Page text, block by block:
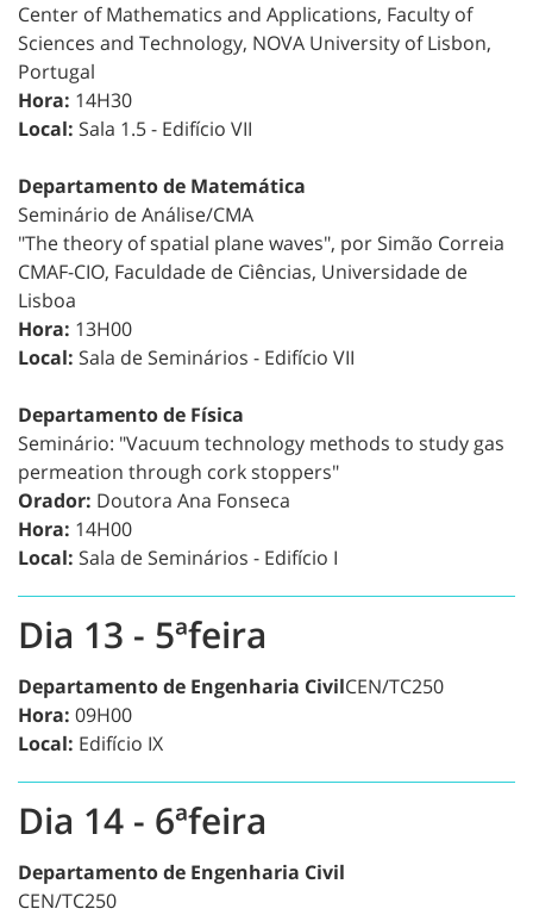
Center of Mathematics and Applications, Faculty of
Sciences and Technology, NOVA University of Lisbon,
Portugal
Hora: 14H30
Local: Sala 1.5 - Edifício VII
Departamento de Matemática
Seminário de Análise/CMA
"The theory of spatial plane waves", por Simão Correia
CMAF-CIO, Faculdade de Ciências, Universidade de
Lisboa
Hora: 13H00
Local: Sala de Seminários - Edifício VII
Departamento de Física
Seminário: "Vacuum technology methods to study gas
permeation through cork stoppers"
Orador: Doutora Ana Fonseca
Hora: 14H00
Local: Sala de Seminários - Edifício I
Dia 13 - 5ªfeira
Departamento de Engenharia CivilCEN/TC250
Hora: 09H00
Local: Edifício IX
Dia 14 - 6ªfeira
Departamento de Engenharia Civil
CEN/TC250